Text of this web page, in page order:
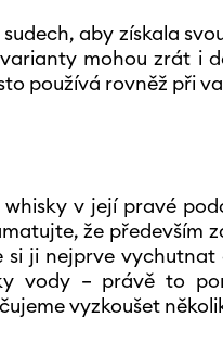
aby získala
mohou zrát i
používá rovněž při
whisky v její pravé
že především
ji nejprve
vody – právě to
vyzkoušet